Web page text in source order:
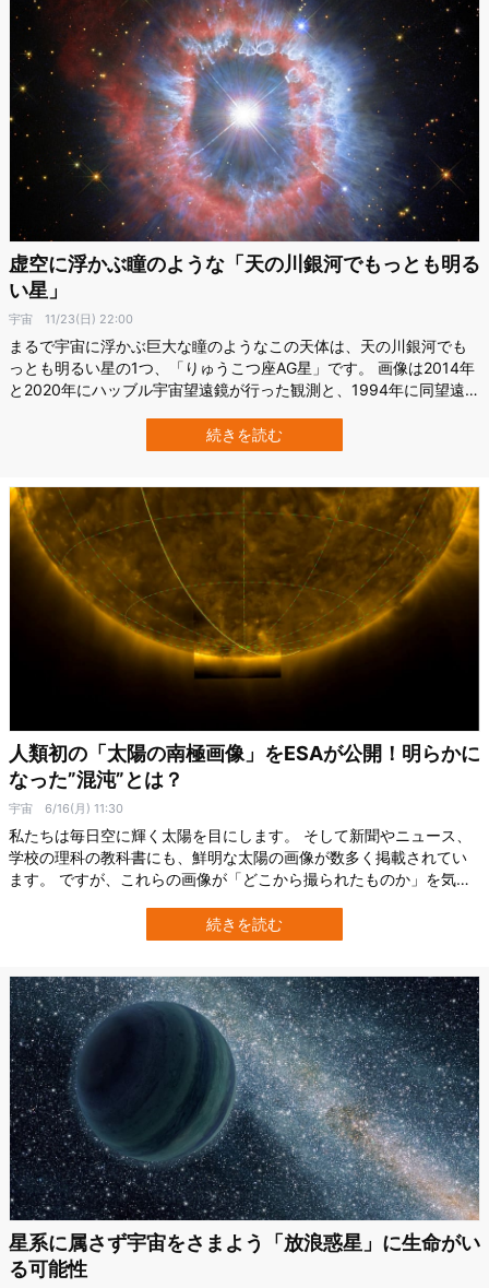
虚空に浮かぶ瞳のような「天の川銀河でもっとも明る
い星」
宇宙 11/23(日) 22:00
まるで宇宙に浮かぶ巨大な瞳のようなこの天体は、天の川銀河でも
っとも明るい星の1つ、「りゅうこつ座AG星」です。 画像は2014年
と2020年にハッブル宇宙望遠鏡が行った観測と、1994年に同望遠鏡
新しい視点の映像だといいます。 ただ見るだけでも美しい天体写真
ですが、ここに映っているものが何を意味しているのか、解説して
続きを読む
人類初の「太陽の南極画像」をESAが公開！明らかに
なった”混沌”とは？
宇宙 6/16(月) 11:30
私たちは毎日空に輝く太陽を目にします。 そして新聞やニュース、
学校の理科の教科書にも、鮮明な太陽の画像が数多く掲載されてい
ます。 ですが、これらの画像が「どこから撮られたものか」を気に
は、ほぼすべて地球の軌道面＝黄道面上から撮影されたものであ
り、太陽の赤道付近しか見えていないのです。 つまり、太陽の北極
続きを読む
星系に属さず宇宙をさまよう「放浪惑星」に生命がい
る可能性